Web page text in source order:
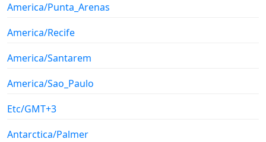
America/Punta_Arenas
America/Recife
America/Santarem
America/Sao_Paulo
Etc/GMT+3
Antarctica/Palmer